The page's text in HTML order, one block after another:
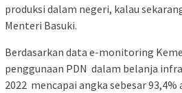
produksi dalam negeri, kalau
Menteri Basuki.
Berdasarkan data e-monitoring
penggunaan PDN dalam belanja
2022 mencapai angka sebesar